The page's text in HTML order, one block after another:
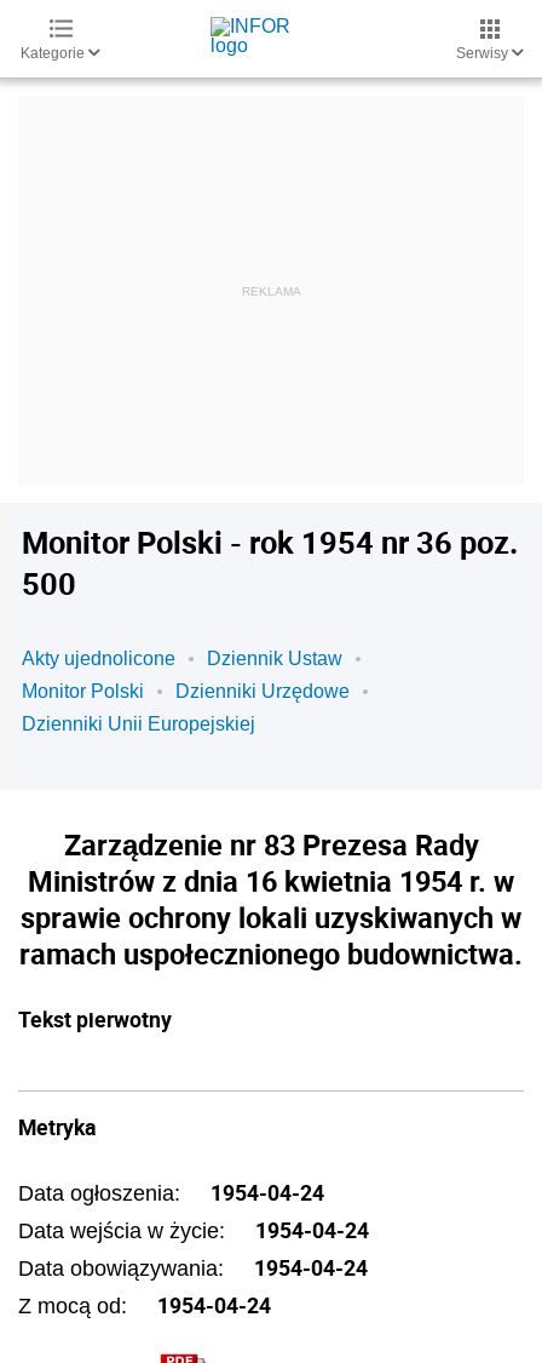
Kategorie Serwisy
Monitor Polski - rok 1954 nr 36 poz.
500
Akty ujednolicone
Dziennik Ustaw
Monitor Polski
Dzienniki Urzędowe
Dzienniki Unii Europejskiej
Zarządzenie nr 83 Prezesa Rady
Ministrów z dnia 16 kwietnia 1954 r. w
sprawie ochrony lokali uzyskiwanych w
ramach uspołecznionego budownictwa.
Tekst pierwotny
Metryka
Data ogłoszenia: 1954-04-24
Data wejścia w życie: 1954-04-24
Data obowiązywania: 1954-04-24
Z mocą od: 1954-04-24